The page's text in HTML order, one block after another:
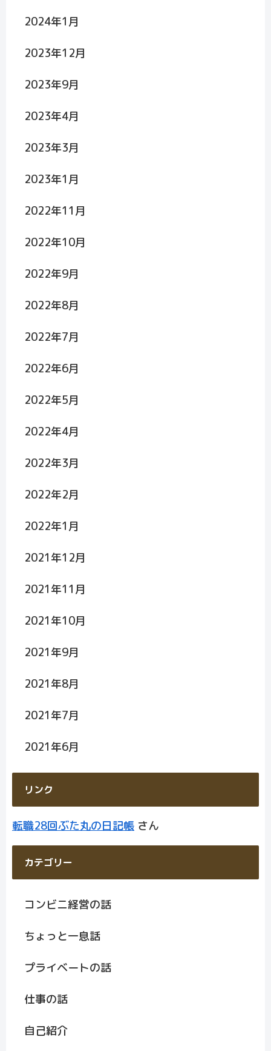
2024年1月
2023年12月
2023年9月
2023年4月
2023年3月
2023年1月
2022年11月
2022年10月
2022年9月
2022年8月
2022年7月
2022年6月
2022年5月
2022年4月
2022年3月
2022年2月
2022年1月
2021年12月
2021年11月
2021年10月
2021年9月
2021年8月
2021年7月
2021年6月
リンク
転職28回ぶた丸の日記帳 さん
カテゴリー
コンビニ経営の話
ちょっと一息話
プライベートの話
仕事の話
自己紹介